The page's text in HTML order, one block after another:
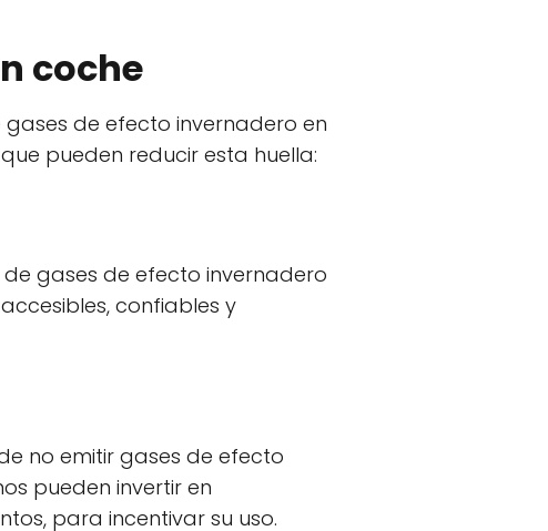
coche
de efecto invernadero en
pueden reducir esta huella:
gases de efecto invernadero
confiables y
no emitir gases de efecto
pueden invertir en
para incentivar su uso.